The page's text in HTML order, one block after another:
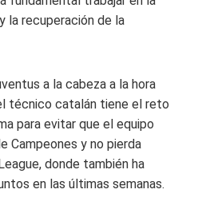
la recuperación de la
a la cabeza a la hora
técnico catalán tiene el reto
para evitar que el equipo
Campeones y no pierda
donde también ha
en las últimas semanas.